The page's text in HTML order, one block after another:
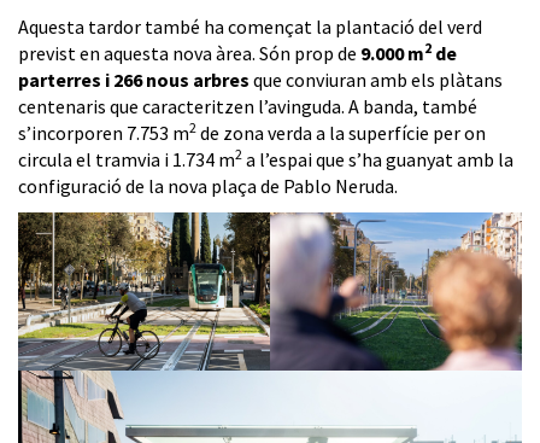
Aquesta tardor també ha començat la plantació del verd
previst en aquesta nova àrea. Són prop de 9.000 m2 de
parterres i 266 nous arbres que conviuran amb els plàtans
centenaris que caracteritzen l’avinguda. A banda, també
s’incorporen 7.753 m2 de zona verda a la superfície per on
circula el tramvia i 1.734 m2 a l’espai que s’ha guanyat amb la
configuració de la nova plaça de Pablo Neruda.